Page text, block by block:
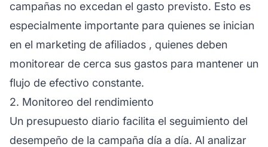
campañas no excedan el gasto previsto. Esto es
especialmente importante para quienes se inician
en el marketing de afiliados , quienes deben
monitorear de cerca sus gastos para mantener un
flujo de efectivo constante.
2. Monitoreo del rendimiento
Un presupuesto diario facilita el seguimiento del
desempeño de la campaña día a día. Al analizar